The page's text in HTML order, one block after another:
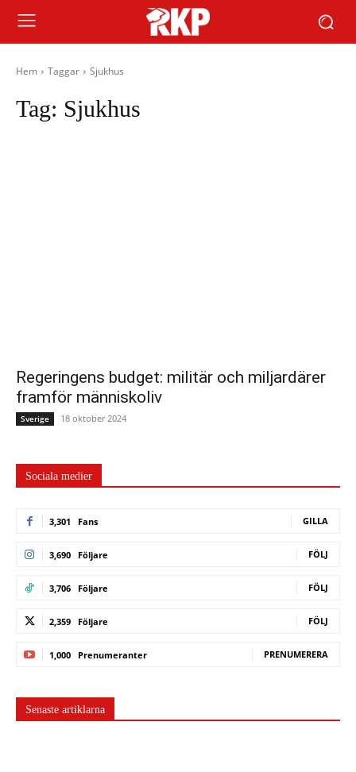
Hem Taggar Sjukhus
Tag: Sjukhus
Regeringens budget: militär och miljardärer
framför människoliv
Sverige 18 oktober 2024
Sociala medier
3,301 Fans GILLA
3,690 Följare FÖLJ
3,706 Följare FÖLJ
2,359 Följare FÖLJ
1,000 Prenumeranter PRENUMERERA
Senaste artiklarna